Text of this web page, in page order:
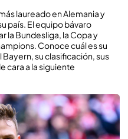
laureado en Alemania y
país. El equipo bávaro
la Bundesliga, la Copa y
Conoce cuál es su
su clasificación, sus
cara a la siguiente